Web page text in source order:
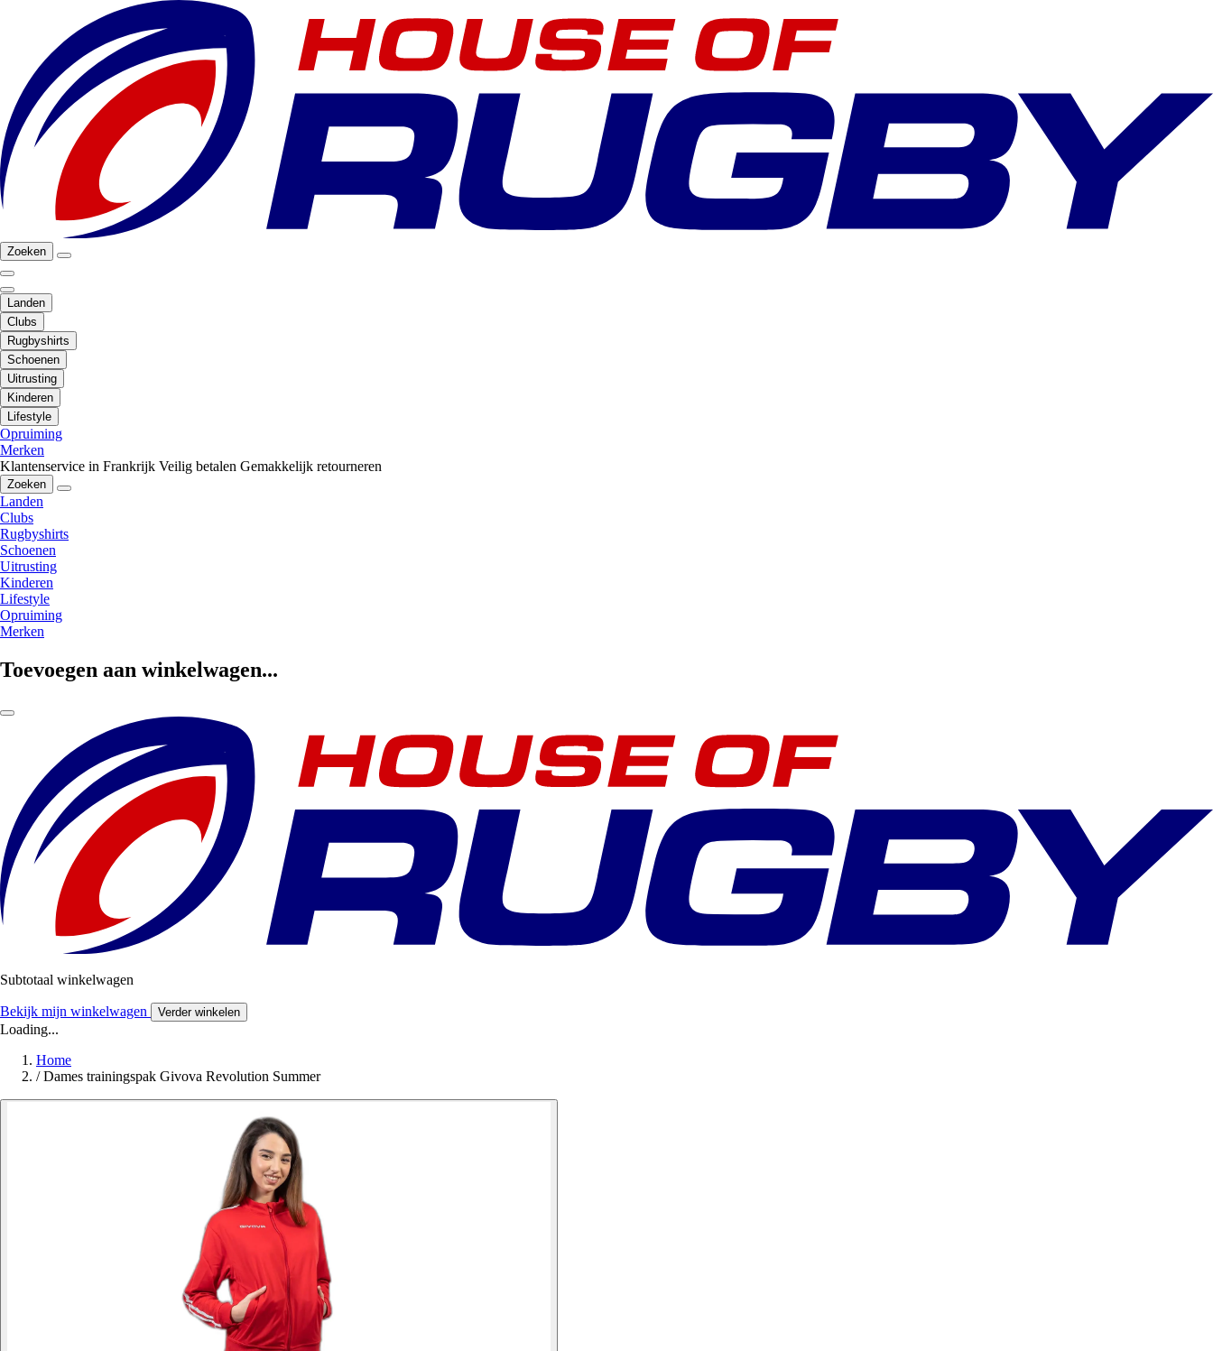
Zoeken
Landen
Clubs
Rugbyshirts
Schoenen
Uitrusting
Kinderen
Lifestyle
Opruiming
Merken
Klantenservice in Frankrijk Veilig betalen Gemakkelijk retourneren
Zoeken
Landen
Clubs
Rugbyshirts
Schoenen
Uitrusting
Kinderen
Lifestyle
Opruiming
Merken
Toevoegen aan winkelwagen...
Subtotaal winkelwagen
Bekijk mijn winkelwagen Verder winkelen
Loading...
Home
/ Dames trainingspak Givova Revolution Summer